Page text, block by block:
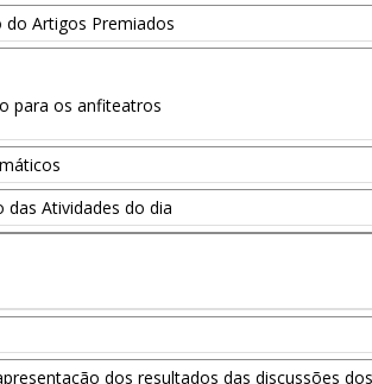
do Artigos Premiados
para os anfiteatros
das Atividades do dia
dos resultados das discussões